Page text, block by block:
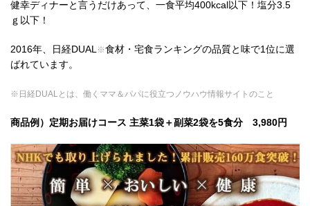
健幸ディナーと言うだけあって、一食平均400kcal以下！塩分3.5
ｇ以下！
2016年、日経DUAL ※食材・宅食ランキングの品質と味で1位に選
ばれています。
※日経DUALとは、働くママ＆パパに役立つノウハウ情報サイトのこと
商品例）定期お届けコース 主菜1袋＋副菜2袋を5食分 3,980円